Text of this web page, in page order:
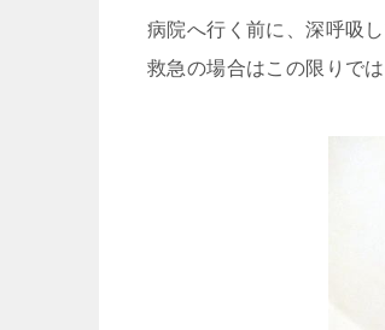
病院へ行く前に、深呼吸
救急の場合はこの限りでは